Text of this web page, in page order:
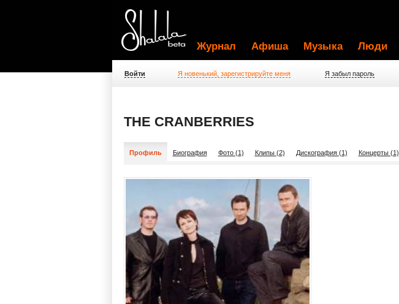
Журнал Афиша Музыка Люди
Войти Я новенький, зарегистрируйте меня Я забыл пароль
THE CRANBERRIES
Профиль Биография Фото (1) Клипы (2) Дискография (1) Концерты (1)